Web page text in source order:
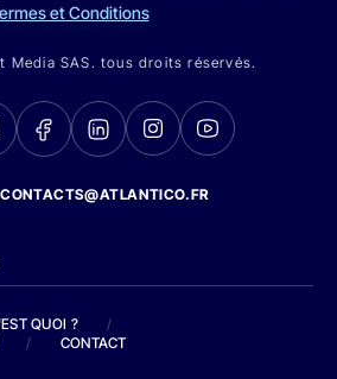
et Conditions
Media SAS. tous droits réservés.
QUOI ?
/
/ CONTACT